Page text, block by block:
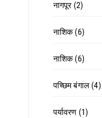
नागपूर(2)
नाशिक(6)
नाशिक(6)
पच्छिम बंगाल(4)
पर्यावरण (1)